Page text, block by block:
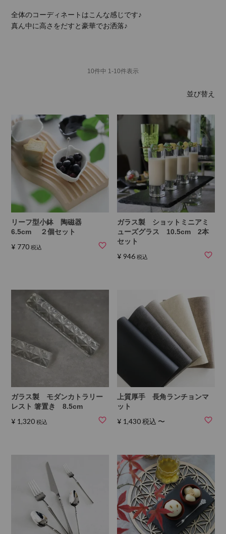
全体のコーディネートはこんな感じです♪
真ん中に高さをだすと豪華でお洒落♪
並び替え
10件中 1-10件表示
リーフ型小鉢 陶磁器
6.5cm ２個セット
¥ 770 税込
ガラス製 ショットミニアミ
ューズグラス 10.5cm 2本
セット
¥ 946 税込
ガラス製 モダンカトラリー
レスト 箸置き 8.5cm
¥ 1,320 税込
上質厚手 長角ランチョンマ
ット
¥ 1,430税込 〜